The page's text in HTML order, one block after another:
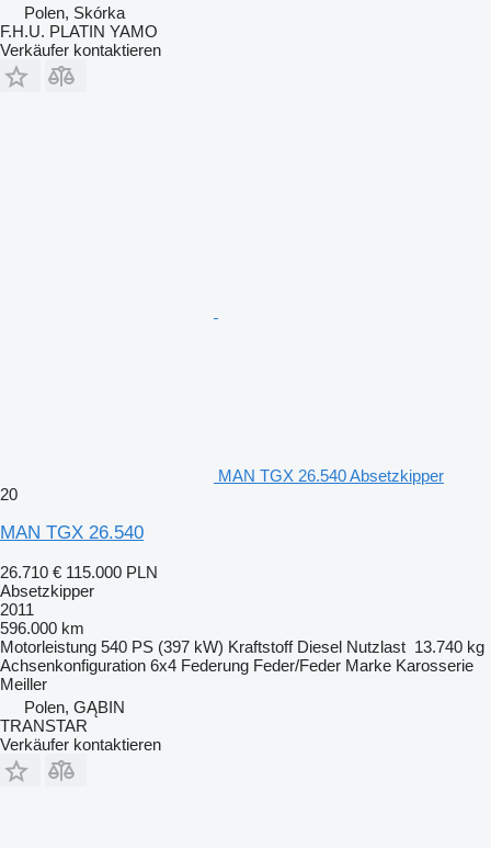
Polen, Skórka
F.H.U. PLATIN YAMO
Verkäufer kontaktieren
MAN TGX 26.540 Absetzkipper
20
MAN TGX 26.540
26.710 € 115.000 PLN
Absetzkipper
2011
596.000 km
Motorleistung 540 PS (397 kW) Kraftstoff Diesel Nutzlast 13.740 kg
Achsenkonfiguration 6x4 Federung Feder/Feder Marke Karosserie
Meiller
Polen, GĄBIN
TRANSTAR
Verkäufer kontaktieren